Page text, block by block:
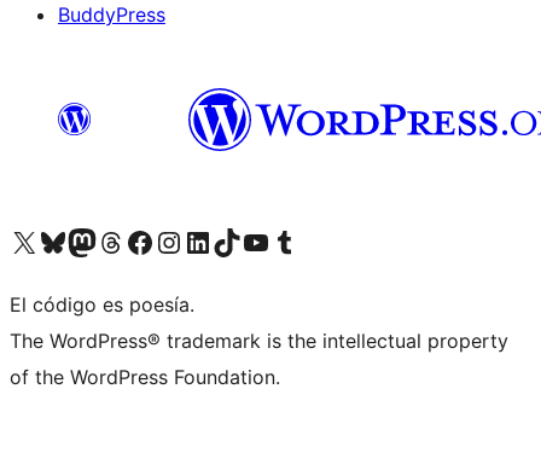
BuddyPress
Visit our X (formerly Twitter) account
Visit our Bluesky account
Visita nuestra cuenta de Twitter
Visit our Threads account
Visita nuestra página de Facebook
Visite nuestra cuenta de Instagram
Visit our LinkedIn account
Visit our TikTok account
Visit our YouTube channel
Visit our Tumblr account
El código es poesía.
The WordPress® trademark is the intellectual property
of the WordPress Foundation.